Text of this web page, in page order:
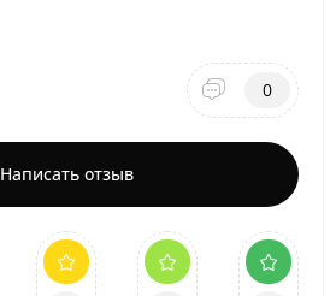
0
Написать отзыв